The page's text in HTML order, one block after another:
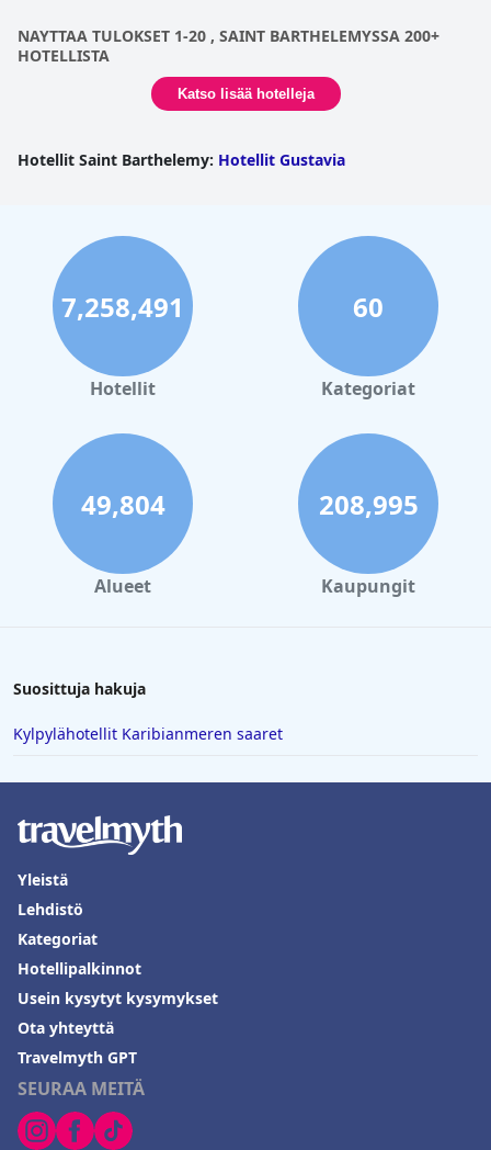
NAYTTAA TULOKSET 1-20 , SAINT BARTHELEMYSSA 200+
HOTELLISTA
Katso lisää hotelleja
Hotellit Saint Barthelemy: Hotellit Gustavia
7,258,491
Hotellit
60
Kategoriat
49,804
Alueet
208,995
Kaupungit
Suosittuja hakuja
Kylpylähotellit Karibianmeren saaret
SEURAA MEITÄ
Yleistä
Lehdistö
Kategoriat
Hotellipalkinnot
Usein kysytyt kysymykset
Ota yhteyttä
Travelmyth GPT